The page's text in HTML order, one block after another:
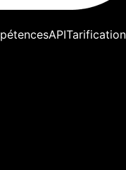
APITarification